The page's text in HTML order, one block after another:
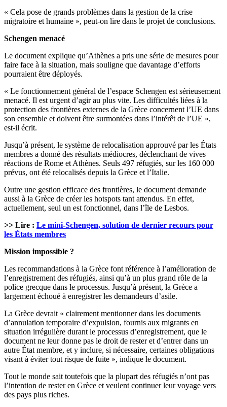
« Cela pose de grands problèmes dans la gestion de la crise
migratoire et humaine », peut-on lire dans le projet de conclusions.
Schengen menacé
Le document explique qu’Athènes a pris une série de mesures pour
faire face à la situation, mais souligne que davantage d’efforts
pourraient être déployés.
« Le fonctionnement général de l’espace Schengen est sérieusement
menacé. Il est urgent d’agir au plus vite. Les difficultés liées à la
protection des frontières externes de la Grèce concernent l’UE dans
son ensemble et doivent être surmontées dans l’intérêt de l’UE »,
est-il écrit.
Jusqu’à présent, le système de relocalisation approuvé par les États
membres a donné des résultats médiocres, déclenchant de vives
réactions de Rome et Athènes. Seuls 497 réfugiés, sur les 160 000
prévus, ont été relocalisés depuis la Grèce et l’Italie.
Outre une gestion efficace des frontières, le document demande
aussi à la Grèce de créer les hotspots tant attendus. En effet,
actuellement, seul un est fonctionnel, dans l’île de Lesbos.
>> Lire : Le mini-Schengen, solution de dernier recours pour
les États membres
Mission impossible ?
Les recommandations à la Grèce font référence à l’amélioration de
l’enregistrement des réfugiés, ainsi qu’à un plus grand rôle de la
police grecque dans le processus. Jusqu’à présent, la Grèce a
largement échoué à enregistrer les demandeurs d’asile.
La Grèce devrait « clairement mentionner dans les documents
d’annulation temporaire d’expulsion, fournis aux migrants en
situation irrégulière durant le processus d’enregistrement, que le
document ne leur donne pas le droit de rester et d’entrer dans un
autre État membre, et y inclure, si nécessaire, certaines obligations
visant à éviter tout risque de fuite », indique le document.
Tout le monde sait toutefois que la plupart des réfugiés n’ont pas
l’intention de rester en Grèce et veulent continuer leur voyage vers
des pays plus riches.